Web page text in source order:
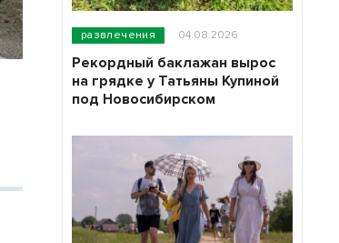
развлечения 04.08.2026
Рекордный баклажан вырос
на грядке у Татьяны Купиной
под Новосибирском